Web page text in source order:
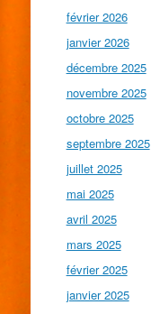
février 2026
janvier 2026
décembre 2025
novembre 2025
octobre 2025
septembre 2025
juillet 2025
mai 2025
avril 2025
mars 2025
février 2025
janvier 2025